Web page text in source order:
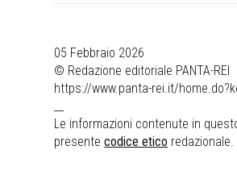
05 Febbraio 2026
© Redazione editoriale PANTA-REI
https://www.panta-rei.it/
Le informazioni contenute in
presentecodice etico redazionale.